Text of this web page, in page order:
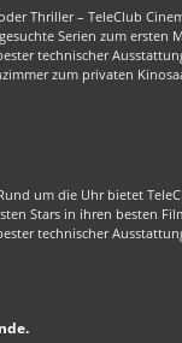
Thriller – TeleClub
Serien zum ersten
technischer
zum privaten
um die Uhr bietet
Stars in ihren besten
technischer